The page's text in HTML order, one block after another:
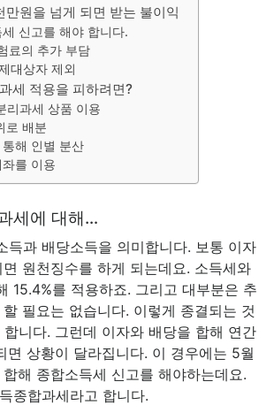
만원을 넘게 되면 받는 불이익
세 신고를 해야 합니다.
료의 추가 부담
대상자 제외
세 적용을 피하려면?
리과세 상품 이용
로 배분
해 인별 분산
를 이용
세에 대해…
득과 배당소득을 의미합니다. 보통 이자
원천징수를 하게 되는데요. 소득세와
15.4%를 적용하죠. 그리고 대부분은 추
필요는 없습니다. 이렇게 종결되는 것
합니다. 그런데 이자와 배당을 합해 연간
면 상황이 달라집니다. 이 경우에는 5월
해 종합소득세 신고를 해야하는데요.
종합과세라고 합니다.